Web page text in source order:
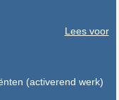
Lees voor
(activerend werk)